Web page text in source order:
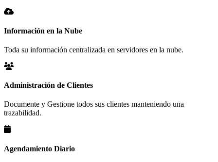
Información en la Nube
Toda su información centralizada en servidores en la nube.
Administración de Clientes
Documente y Gestione todos sus clientes manteniendo una
trazabilidad.
Agendamiento Diario